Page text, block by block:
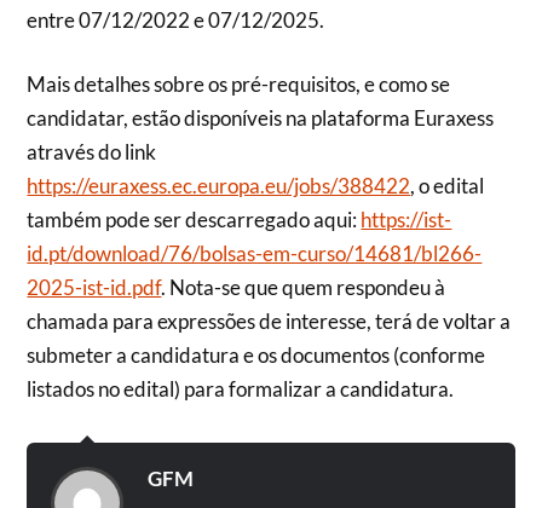
entre 07/12/2022 e 07/12/2025.
Mais detalhes sobre os pré-requisitos, e como se
candidatar, estão disponíveis na plataforma Euraxess
através do link
https://euraxess.ec.europa.eu/jobs/388422, o edital
também pode ser descarregado aqui:https://ist-
id.pt/download/76/bolsas-em-curso/14681/bl266-
2025-ist-id.pdf. Nota-se que quem respondeu à
chamada para expressões de interesse, terá de voltar a
submeter a candidatura e os documentos (conforme
listados no edital) para formalizar a candidatura.
GFM